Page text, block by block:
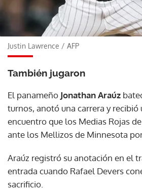
Justin Lawrence / AFP
También jugaron
El panameño Jonathan Araúz
turnos, anotó una carrera y recibió
encuentro que los Medias Rojas
ante los Mellizos de Minnesota
Araúz registró su anotación en el
entrada cuando Rafael Devers
sacrificio.